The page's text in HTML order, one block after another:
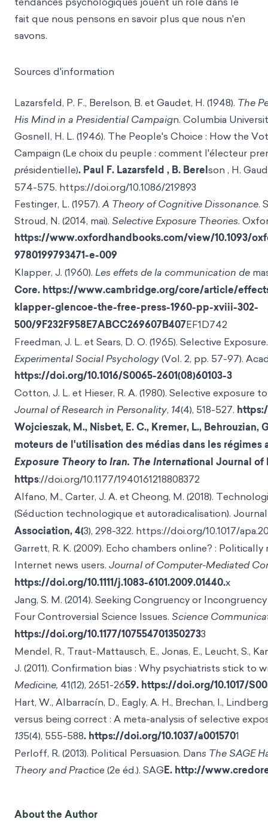
fait que nous pensons en savoir plus que nous n'en
savons.
Sources d'information
Lazarsfeld, P. F., Berelson, B. et Gaudet, H. (1948). The
His Mind in a Presidential Campaign. Columbia
Gosnell, H. L. (1946). The People's Choice : How the
Campaign (Le choix du peuple : comment l'électeur
présidentielle). Paul F. Lazarsfeld , B. Berelson , H.
574-575. https://doi.org/10.1086/219893
Festinger, L. (1957).A Theory of Cognitive Dissonance.
Stroud, N. (2014, mai). Selective Exposure Theories.
https://www.oxfordhandbooks.com/view/10.1093/
9780199793471-e-009
Klapper, J. (1960). Les effets de la communication de
Core. https://www.cambridge.org/core/article/
klapper-glencoe-the-free-press-1960-pp-xviii-302-
500/9F232F958E7ABCC269607B407EF1D742
Freedman, J. L. et Sears, D. O. (1965). Selective
Experimental Social Psychology(Vol. 2, pp. 57-97).
https://doi.org/10.1016/S0065-2601(08)60103-3
Cotton, J. L. et Hieser, R. A. (1980). Selective exposure
Journal of Research in Personality, 14(4), 518-527.
Wojcieszak, M., Nisbet, E. C., Kremer, L., Behrouzian,
moteurs de l'utilisation des médias dans les
Exposure Theory to Iran. The International Journal of
https://doi.org/10.1177/1940161218808372
Alfano, M., Carter, J. A. et Cheong, M. (2018).
(Séduction technologique et autoradicalisation).
Association, 4(3), 298-322. https://doi.org/10.1017/
Garrett, R. K. (2009). Echo chambers online? :
Internet news users. Journal of Computer-Mediated
https://doi.org/10.1111/j.1083-6101.2009.01440.x
Jang, S. M. (2014). Seeking Congruency or
Four Controversial Science Issues. Science
https://doi.org/10.1177/1075547013502733
Mendel, R., Traut-Mattausch, E., Jonas, E., Leucht, S.,
J. (2011). Confirmation bias : Why psychiatrists stick to
Medicine, 41(12), 2651-2659. https://doi.org/10.1017/
Hart, W., Albarracín, D., Eagly, A. H., Brechan, I.,
versus being correct : A meta-analysis of selective
135(4), 555-588. https://doi.org/10.1037/a0015701
Perloff, R. (2013). Political Persuasion. Dans The SAGE
Theory and Practice (2e éd.). SAGE. http://
About the Author